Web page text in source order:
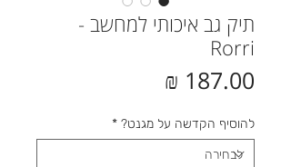
תיק גב איכותי למחשב -
Rorri
להוסיף הקדשה על מגנט? *